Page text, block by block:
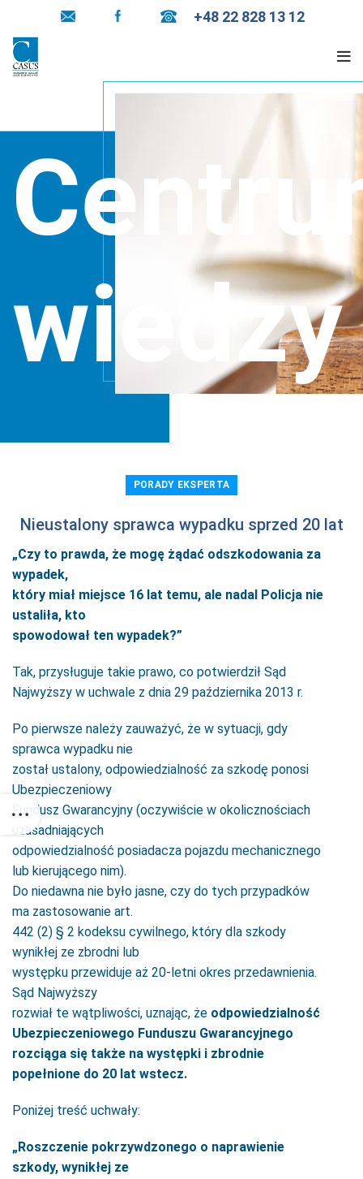
+48 22 828 13 12
wiedzy
PORADY EKSPERTA
Nieustalony sprawca wypadku sprzed 20 lat
„Czy to prawda, że mogę żądać odszkodowania za
wypadek,
który miał miejsce 16 lat temu, ale nadal Policja nie
ustaliła, kto
spowodował ten wypadek?”
Tak, przysługuje takie prawo, co potwierdził Sąd
Najwyższy w uchwale z dnia 29 października 2013 r.
Po pierwsze należy zauważyć, że w sytuacji, gdy
sprawca wypadku nie
został ustalony, odpowiedzialność za szkodę ponosi
Ubezpieczeniowy
Fundusz Gwarancyjny (oczywiście w okolicznościach
uzasadniających
odpowiedzialność posiadacza pojazdu mechanicznego
lub kierującego nim).
Do niedawna nie było jasne, czy do tych przypadków
ma zastosowanie art.
442 (2) § 2 kodeksu cywilnego, który dla szkody
wynikłej ze zbrodni lub
występku przewiduje aż 20-letni okres przedawnienia.
Sąd Najwyższy
rozwiał te wątpliwości, uznając, że odpowiedzialność
Ubezpieczeniowego Funduszu Gwarancyjnego
rozciąga się także na występki i zbrodnie
popełnione do 20 lat wstecz.
Poniżej treść uchwały:
„Roszczenie pokrzywdzonego o naprawienie
szkody, wynikłej ze